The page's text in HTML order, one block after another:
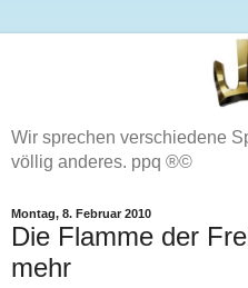
Wir sprechen verschiedene
völlig anderes. ppq ®©
Montag, 8. Februar 2010
Die Flamme der
mehr